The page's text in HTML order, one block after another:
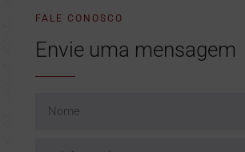
FALE CONOSCO
Envie uma mensagem